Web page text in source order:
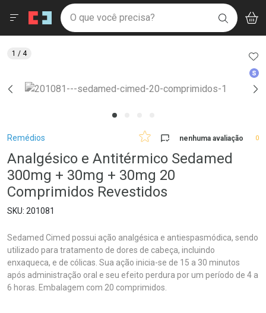
Drogaria São Paulo
Ir direto para a home
pela página
Ir direto para o conteúdo
Ir direto para a busca
Ir direto para a conta
Ir direto para a notificações
Ir direto para o carrinho
Faça a sua busca
O que você precisa? BUSCAR
Menu
Breadcrumb
Remédios nenhuma avaliação 0
Analgésico e Antitérmico Sedamed
300mg + 30mg + 30mg 20
Comprimidos Revestidos
201081
Sedamed Cimed possui ação analgésica e antiespasmódica, sendo
utilizado para tratamento de dores de cabeça, incluindo
enxaqueca, e de cólicas. Sua ação inicia-se de 15 a 30 minutos
após administração oral e seu efeito perdura por um período de 4 a
6 horas. Embalagem com 20 comprimidos.
1 / 4